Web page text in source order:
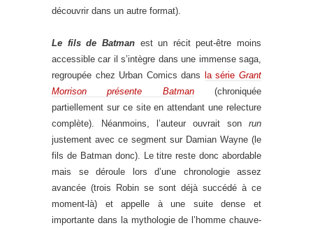
découvrir dans un autre format).
Le fils de Batmanest un récit peut-être moins
accessible car il s’intègre dans une immense saga,
regroupée chez Urban Comics dans
la sérieGrant
Morrison présente Batman(chroniquée
partiellement sur ce site en attendant une relecture
complète). Néanmoins, l’auteur ouvrait son run
justement avec ce segment sur Damian Wayne (le
fils de Batman donc). Le titre reste donc abordable
mais se déroule lors d’une chronologie assez
avancée (trois Robin se sont déjà succédé à ce
moment-là) et appelle à une suite dense et
importante dans la mythologie de l’homme chauve-